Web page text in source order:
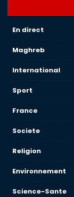
En direct
Maghreb
International
Sport
France
Societe
Religion
Environnement
Science-Sante